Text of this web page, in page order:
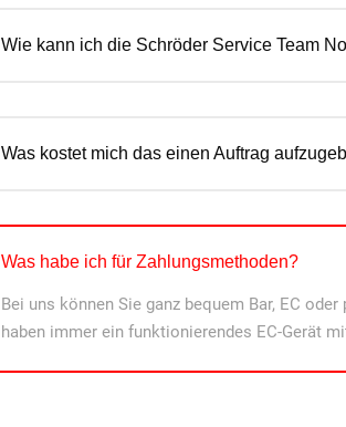
Wie kann ich die Schröder Service Team
Was kostet mich das einen Auftrag
Was habe ich für Zahlungsmethoden?
Bei uns können Sie ganz bequem Bar, EC
haben immer ein funktionierendes EC-Gerät